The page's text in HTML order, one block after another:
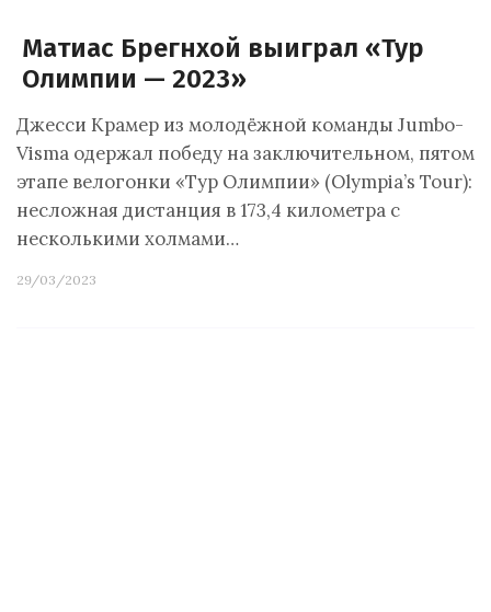
Матиас Брегнхой выиграл «Тур
Олимпии — 2023»
Джесси Крамер из молодёжной команды Jumbo-
Visma одержал победу на заключительном, пятом
этапе велогонки «Тур Олимпии» (Olympia’s Tour):
несложная дистанция в 173,4 километра с
несколькими холмами…
29/03/2023